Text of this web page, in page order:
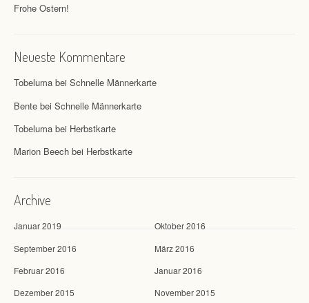
Frohe Ostern!
Neueste Kommentare
Tobeluma bei Schnelle Männerkarte
Bente bei Schnelle Männerkarte
Tobeluma bei Herbstkarte
Marion Beech bei Herbstkarte
Archive
Januar 2019
Oktober 2016
September 2016
März 2016
Februar 2016
Januar 2016
Dezember 2015
November 2015